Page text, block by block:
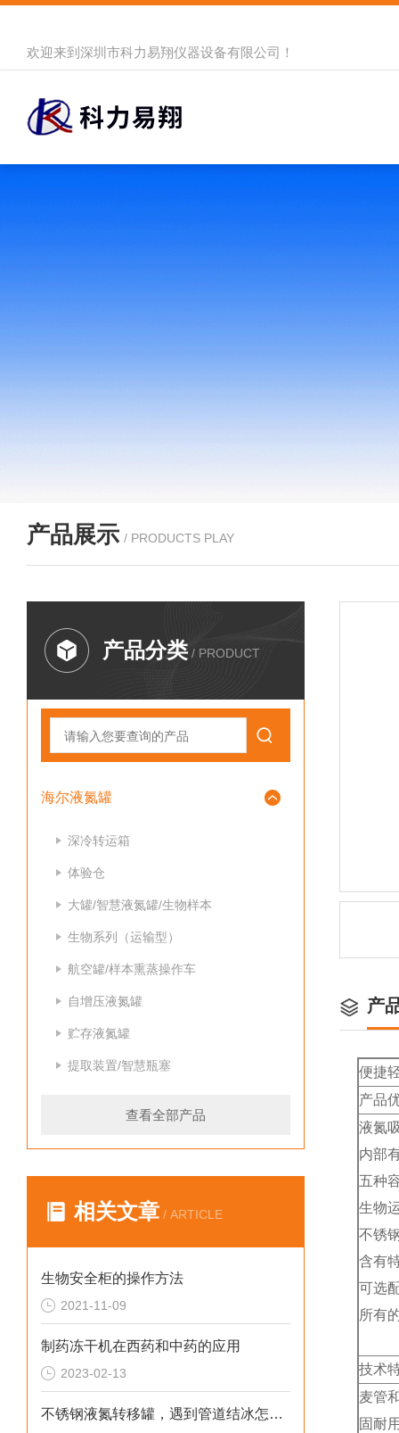
欢迎来到 深圳市科力易翔仪器设备有限公司 ！
产品展示 / PRODUCTS PLAY
产品分类 / PRODUCT
海尔液氮罐
深冷转运箱
体验仓
大罐/智慧液氮罐/生物样本
生物系列（运输型）
航空罐/样本熏蒸操作车
自增压液氮罐
贮存液氮罐
提取装置/智慧瓶塞
查看全部产品
相关文章 / ARTICLE
生物安全柜的操作方法
2021-11-09
制药冻干机在西药和中药的应用
2023-02-13
不锈钢液氮转移罐，遇到管道结冰怎么解？
产
便捷
产品
液氮
内部
五种
生物
不锈
含有
可选
所有
技术
麦管
固耐